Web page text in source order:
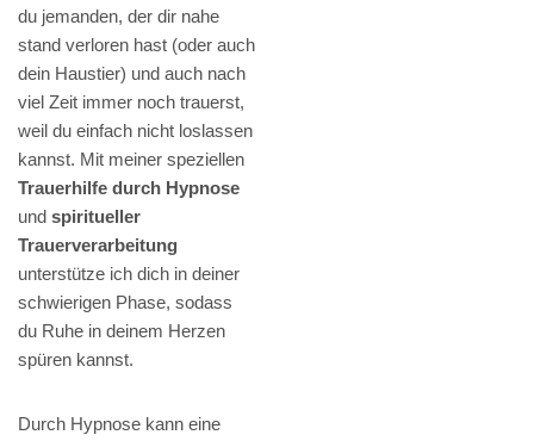
du jemanden, der dir nahe
stand verloren hast (oder auch
dein Haustier) und auch nach
viel Zeit immer noch trauerst,
weil du einfach nicht loslassen
kannst. Mit meiner speziellen
Trauerhilfe durch Hypnose
und spiritueller
Trauerverarbeitung
unterstütze ich dich in deiner
schwierigen Phase, sodass
du Ruhe in deinem Herzen
spüren kannst.
Durch Hypnose kann eine